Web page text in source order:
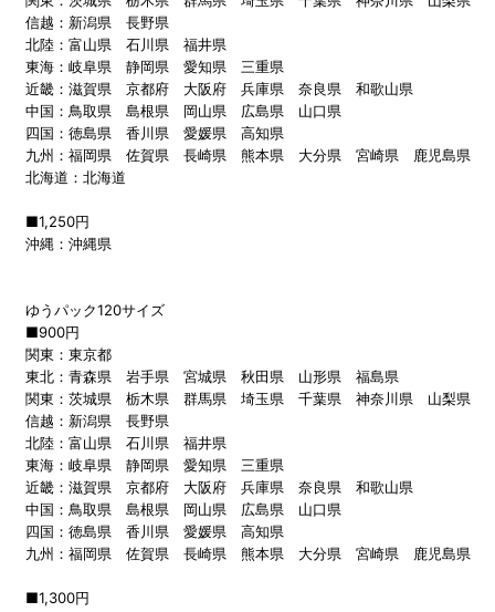
信越：新潟県 長野県
北陸：富山県 石川県 福井県
東海：岐阜県 静岡県 愛知県 三重県
近畿：滋賀県 京都府 大阪府 兵庫県 奈良県 和歌山県
中国：鳥取県 島根県 岡山県 広島県 山口県
四国：徳島県 香川県 愛媛県 高知県
九州：福岡県 佐賀県 長崎県 熊本県 大分県 宮崎県 鹿児島県
北海道：北海道
■1,250円
沖縄：沖縄県
ゆうパック120サイズ
■900円
関東：東京都
東北：青森県 岩手県 宮城県 秋田県 山形県 福島県
関東：茨城県 栃木県 群馬県 埼玉県 千葉県 神奈川県 山梨県
信越：新潟県 長野県
北陸：富山県 石川県 福井県
東海：岐阜県 静岡県 愛知県 三重県
近畿：滋賀県 京都府 大阪府 兵庫県 奈良県 和歌山県
中国：鳥取県 島根県 岡山県 広島県 山口県
四国：徳島県 香川県 愛媛県 高知県
九州：福岡県 佐賀県 長崎県 熊本県 大分県 宮崎県 鹿児島県
■1,300円